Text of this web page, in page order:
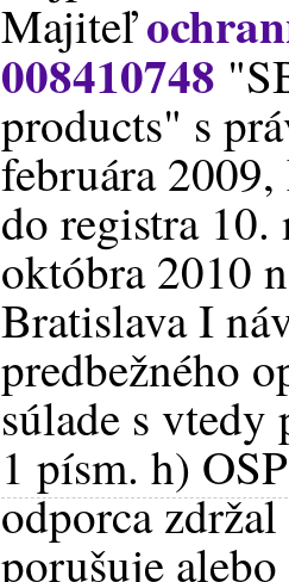
Majiteľ
008410748
products" s
februára
do registra
októbra 2010
Bratislava I
predbežného
súlade s
1 písm. h) OSP
odporca
porušuje